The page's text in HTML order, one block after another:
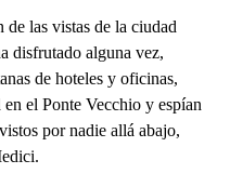
de las vistas de la ciudad
disfrutado alguna vez,
de hoteles y oficinas,
el Ponte Vecchio y espían
por nadie allá abajo,